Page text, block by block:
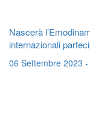
Nascerà
internazionali
06 Settembre 2023